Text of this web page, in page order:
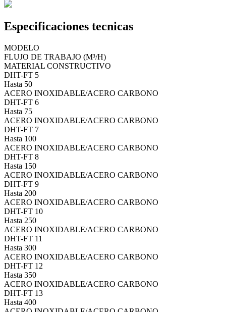
Especificaciones tecnicas
MODELO
FLUJO DE TRABAJO (M³/H)
MATERIAL CONSTRUCTIVO
DHT-FT 5
Hasta 50
ACERO INOXIDABLE/ACERO CARBONO
DHT-FT 6
Hasta 75
ACERO INOXIDABLE/ACERO CARBONO
DHT-FT 7
Hasta 100
ACERO INOXIDABLE/ACERO CARBONO
DHT-FT 8
Hasta 150
ACERO INOXIDABLE/ACERO CARBONO
DHT-FT 9
Hasta 200
ACERO INOXIDABLE/ACERO CARBONO
DHT-FT 10
Hasta 250
ACERO INOXIDABLE/ACERO CARBONO
DHT-FT 11
Hasta 300
ACERO INOXIDABLE/ACERO CARBONO
DHT-FT 12
Hasta 350
ACERO INOXIDABLE/ACERO CARBONO
DHT-FT 13
Hasta 400